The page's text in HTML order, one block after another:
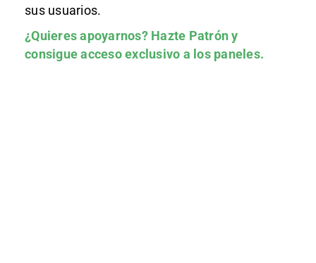
sus usuarios.
¿Quieres apoyarnos? Hazte Patróny
consigue acceso exclusivo a los paneles.